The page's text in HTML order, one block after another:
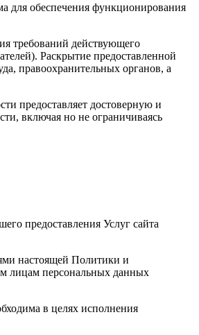
для обеспечения функционирования
требований действующего
Раскрытие предоставленной
правоохранительных органов, а
предоставляет достоверную и
включая но не ограничиваясь
предоставления Услуг сайта
настоящей Политики и
лицам персональных данных
в целях исполнения